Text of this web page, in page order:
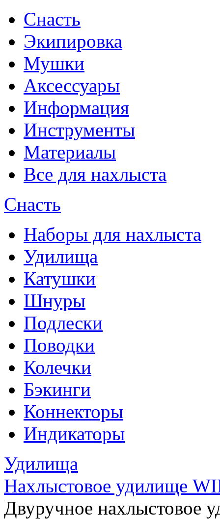
Снасть
Экипировка
Мушки
Аксессуары
Информация
Инструменты
Материалы
Все для нахлыста
Снасть
Наборы для нахлыста
Удилища
Катушки
Шнуры
Подлески
Поводки
Колечки
Бэкинги
Коннекторы
Индикаторы
Удилища
Нахлыстовое удилище
Двуручное нахлыстовое